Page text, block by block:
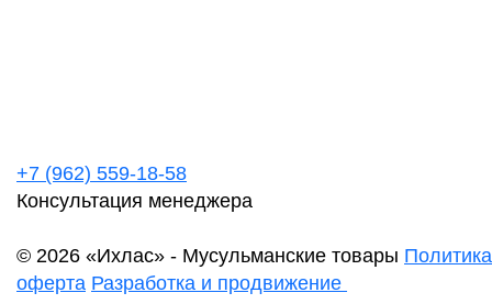
+7 (962) 559-18-58
Консультация менеджера
© 2026 «Ихлас» - Мусульманские товары
оферта Разработка и продвижение